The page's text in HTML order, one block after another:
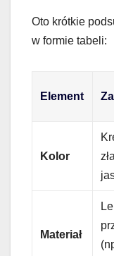
Oto krótkie
w formie tabeli:
Element
Kolor
Materiał